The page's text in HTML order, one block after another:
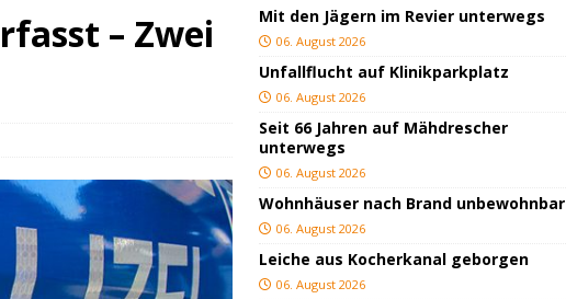
BLAULICHT
TOP
BLAULICHT
– Zwei
Mit den Jägern im Revier unterwegs
06. August 2026
Unfallflucht auf Klinikparkplatz
06. August 2026
Seit 66 Jahren auf Mähdrescher
unterwegs
06. August 2026
Wohnhäuser nach Brand unbewohnbar
06. August 2026
Leiche aus Kocherkanal geborgen
06. August 2026